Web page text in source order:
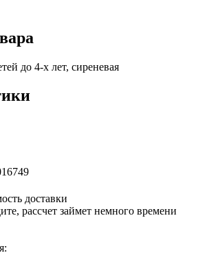
до 4-х лет, сиреневая
доставки
рассчет займет немного времени